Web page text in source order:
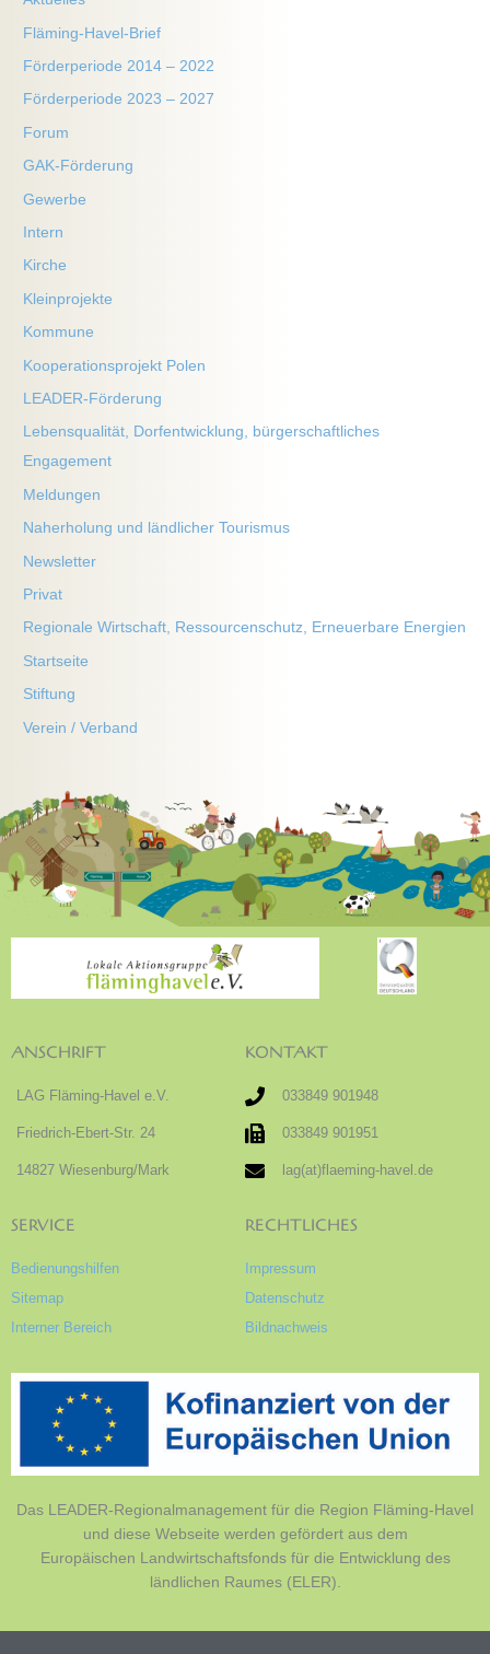
Fläming-Havel-Brief
Förderperiode 2014 – 2022
Förderperiode 2023 – 2027
Forum
GAK-Förderung
Gewerbe
Intern
Kirche
Kleinprojekte
Kommune
Kooperationsprojekt Polen
LEADER-Förderung
Lebensqualität, Dorfentwicklung, bürgerschaftliches
Engagement
Meldungen
Naherholung und ländlicher Tourismus
Newsletter
Privat
Regionale Wirtschaft, Ressourcenschutz, Erneuerbare Energien
Startseite
Stiftung
Verein / Verband
ANSCHRIFT
LAG Fläming-Havel e.V.
Friedrich-Ebert-Str. 24
14827 Wiesenburg/Mark
KONTAKT
033849 901948
033849 901951
lag(at)flaeming-havel.de
SERVICE
Bedienungshilfen
Sitemap
Interner Bereich
RECHTLICHES
Impressum
Datenschutz
Bildnachweis
Das LEADER-Regionalmanagement für die Region Fläming-Havel
und diese Webseite werden gefördert aus dem
Europäischen Landwirtschaftsfonds für die Entwicklung des
ländlichen Raumes (ELER).